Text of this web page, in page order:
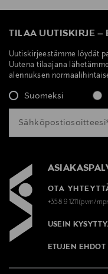
TILAA UUTISKIRJE –
Uutiskirjeestämme löydät
Uutena tilaajana
alennuksen
Suomeksi
OTA
+358 9 1211(pvm/
USEIN
ETUJEN EHDOT